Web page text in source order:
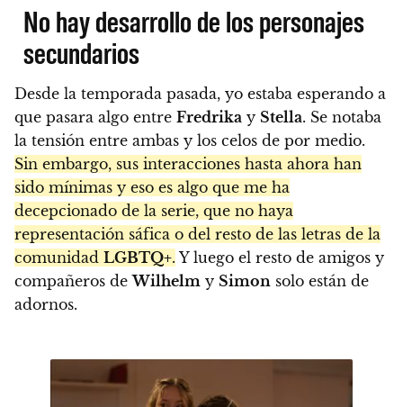
No hay desarrollo de los personajes
secundarios
Desde la temporada pasada, yo estaba esperando a
que pasara algo entre Fredrika y Stella. Se notaba
la tensión entre ambas y los celos de por medio.
Sin embargo, sus interacciones hasta ahora han
sido mínimas y eso es algo que me ha
decepcionado de la serie, que no haya
representación sáfica o del resto de las letras de la
comunidad LGBTQ+. Y luego el resto de amigos y
compañeros deWilhelm y Simon solo están de
adornos.